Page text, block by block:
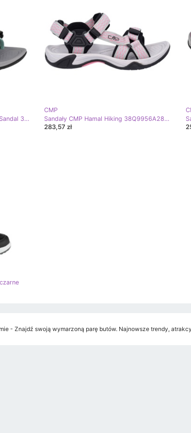
Sandały CMP Hamal Wmn Hiking Sandal 38Q9956-F854 zielone
CMP
Sandały CMP Hamal Hiking 38Q9956A280 szare
283,57 zł
- Znajdź swoją wymarzoną parę butów. Najnowsze trendy,